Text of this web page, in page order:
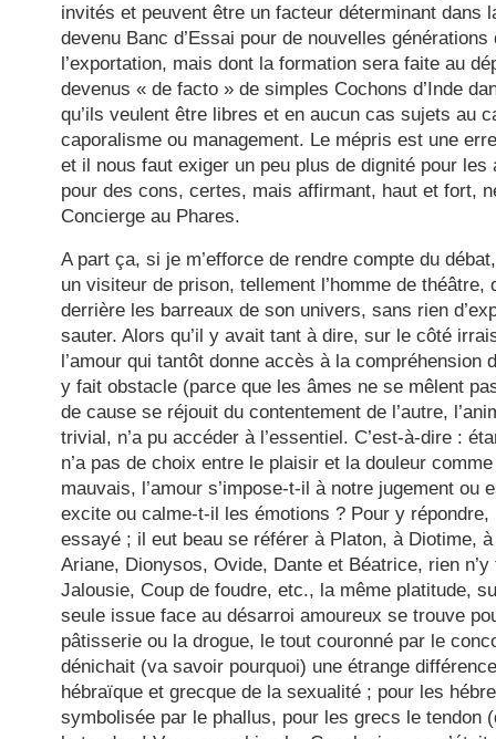
invités et peuvent être un facteur déterminant dans
devenu Banc d’Essai pour de nouvelles générations
l’exportation, mais dont la formation sera faite au
devenus « de facto » de simples Cochons d’Inde
qu’ils veulent être libres et en aucun cas sujets au
caporalisme ou management. Le mépris est une
et il nous faut exiger un peu plus de dignité pour les
pour des cons, certes, mais affirmant, haut et fort,
Concierge au Phares.
A part ça, si je m’efforce de rendre compte du
un visiteur de prison, tellement l’homme de
derrière les barreaux de son univers, sans rien
sauter. Alors qu’il y avait tant à dire, sur le côté
l’amour qui tantôt donne accès à la compréhension
y fait obstacle (parce que les âmes ne se mêlent
de cause se réjouit du contentement de l’autre,
trivial, n’a pu accéder à l’essentiel. C’est-à-dire :
n’a pas de choix entre le plaisir et la douleur
mauvais, l’amour s’impose-t-il à notre jugement ou
excite ou calme-t-il les émotions ? Pour y répondre,
essayé ; il eut beau se référer à Platon, à Diotime,
Ariane, Dionysos, Ovide, Dante et Béatrice, rien
Jalousie, Coup de foudre, etc., la même platitude,
seule issue face au désarroi amoureux se trouve
pâtisserie ou la drogue, le tout couronné par le
dénichait (va savoir pourquoi) une étrange
hébraïque et grecque de la sexualité ; pour les
symbolisée par le phallus, pour les grecs le tendon